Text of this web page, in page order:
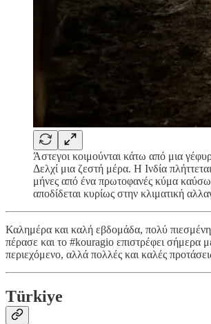
Άστεγοι κοιμούνται κάτω από μια
Δελχί μια ζεστή μέρα. Η Ινδία
μήνες από ένα πρωτοφανές κύμα
αποδίδεται κυρίως στην κλιματική
Καλημέρα και καλή εβδομάδα, πολύ
πέρασε και το #kouragio επιστρέφει σήμερα
περιεχόμενο, αλλά πολλές και καλές
Türkiye